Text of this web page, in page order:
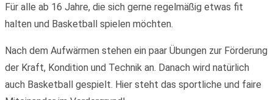
Für alle ab 16 Jahre, die sich gerne regelmäßig etwas fit
halten und Basketball spielen möchten.
Nach dem Aufwärmen stehen ein paar Übungen zur Förderung
der Kraft, Kondition und Technik an. Danach wird natürlich
auch Basketball gespielt. Hier steht das sportliche und faire